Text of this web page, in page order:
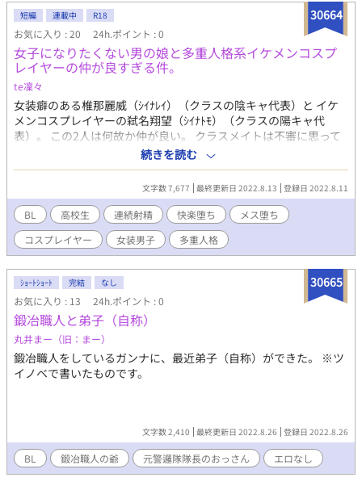
30664
短編 連載中 R18
お気に入り : 20 24h.ポイント : 0
女子になりたくない男の娘と多重人格系イケメンコスプ
レイヤーの仲が良すぎる件。
te凜々
女装癖のある椎那麗威（ｼｲﾅﾚｲ）（クラスの陰キャ代表）と イケ
メンコスプレイヤーの弑名翔望（ｼｲﾅﾄﾓ）（クラスの陽キャ代
表）。 この2人は何故か仲が良い。 クラスメイトは不審に思って
いる。 お前ら、何で話せる。 （R18作品です。） （とても文章が
おかしいです。これはほんとにすみません。） （攻めが多重人格
者の設定なので結構変わります。書いているうちに『あれこ
れ……キャラ違くね？』ってなっただけだったりします。すみま
せん。） （もう何でも許せる人だけご覧下さい。 ）
続きを読む
文字数 7,677 最終更新日 2022.8.13 登録日 2022.8.11
BL 高校生 連続射精 快楽堕ち
メス堕ち
コスプレイヤー
女装男子 多重人格
30665
ｼｮｰﾄｼｮｰﾄ 完結 なし
お気に入り : 13 24h.ポイント : 0
鍛冶職人と弟子（自称）
丸井まー（旧：まー）
鍛冶職人をしているガンナに、最近弟子（自称）ができた。 ※ツ
イノベで書いたものです。
文字数 2,410 最終更新日 2022.8.26 登録日 2022.8.26
BL 鍛冶職人の爺 元警邏隊隊長のおっさん エロなし